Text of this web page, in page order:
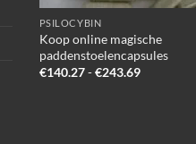
PSILOCYBIN
Koop online magische
paddenstoelencapsules
€140.27-€243.69Prijsklasse: